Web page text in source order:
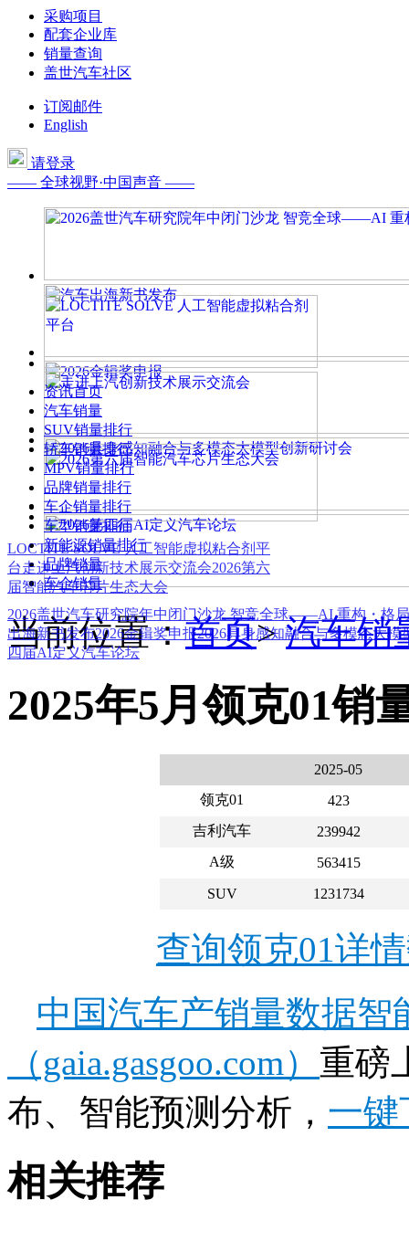
采购项目
配套企业库
销量查询
盖世汽车社区
订阅邮件
English
请登录
—— 全球视野·中国声音 ——
2026盖世汽车研究院年中闭门沙龙 智竞全球——AI 重构・格
出海新书发布2026金辑奖申报2026具身感知融合与多模态大模
四届AI定义汽车论坛
LOCTITE SOLVE 人工智能虚拟粘合剂平
台走进上汽创新技术展示交流会2026第六
届智能汽车芯片生态大会
资讯首页
汽车销量
SUV销量排行
轿车销量排行
MPV销量排行
品牌销量排行
车企销量排行
车型销量排行
新能源销量排行
品牌销量
车企销量
当前位置：首页>汽车销
2025年5月领克01销
2025-05
领克01
423
吉利汽车
239942
A级
563415
SUV
1231734
查询领克01详
中国汽车产销量数据
（gaia.gasgoo.com） 重磅
布、智能预测分析， 一键
相关推荐